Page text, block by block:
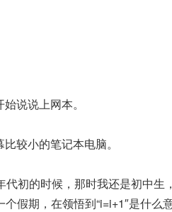
说说上网本。
较小的笔记本电脑。
初的时候，那时我还是初中生
假期，在领悟到“i=i+1″是什么